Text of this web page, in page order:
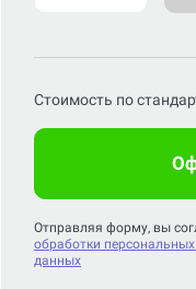
Стоимость по
Отправляя форму, вы
обработки
данных